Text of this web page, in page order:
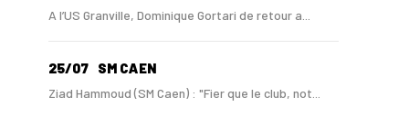
A l’US Granville, Dominique Gortari de retour a...
25/07 SM CAEN
Ziad Hammoud (SM Caen) : "Fier que le club, not...